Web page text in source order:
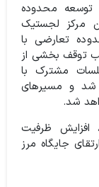
توسعه محدوده
مرکز لجستیک
تعارضی با
توقف بخشی از
مشترک با
و مسیرهای
شد.
ظرفیت
جایگاه مرز